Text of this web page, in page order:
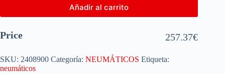
Añadir al carrito
Price 257.37€
SKU: 2408900 Categoría: NEUMÁTICOS Etiqueta:
neumáticos